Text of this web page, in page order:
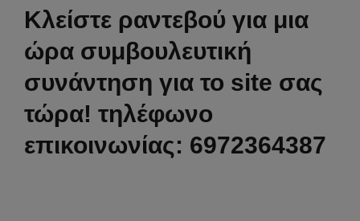
Κλείστε ραντεβού για μια
ώρα συμβουλευτική
συνάντηση για το site σας
τώρα! τηλέφωνο
επικοινωνίας: 6972364387